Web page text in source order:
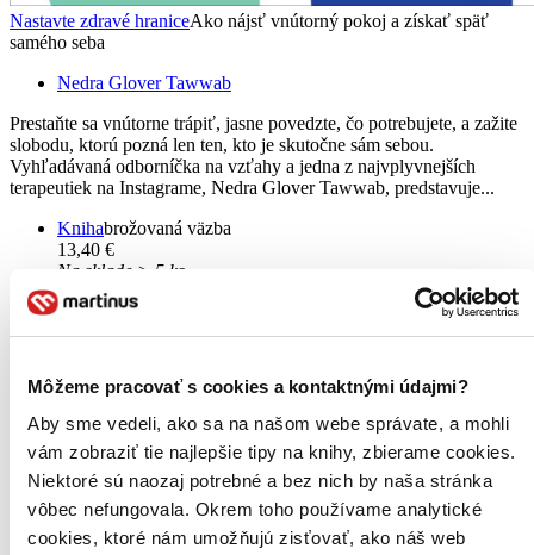
Môžeme pracovať s cookies a kontaktnými údajmi?
Aby sme vedeli, ako sa na našom webe správate, a mohli
vám zobraziť tie najlepšie tipy na knihy, zbierame cookies.
Niektoré sú naozaj potrebné a bez nich by naša stránka
vôbec nefungovala. Okrem toho používame analytické
cookies, ktoré nám umožňujú zisťovať, ako náš web
Nastavte zdravé hraniceAko nájsť vnútorný pokoj a získať späť
samého seba
Nedra Glover Tawwab
Prestaňte sa vnútorne trápiť, jasne povedzte, čo potrebujete, a zažite
slobodu, ktorú pozná len ten, kto je skutočne sám sebou.
Vyhľadávaná odborníčka na vzťahy a jedna z najvplyvnejších
terapeutiek na Instagrame, Nedra Glover Tawwab, predstavuje...
Knihabrožovaná väzba
13,40 €
Na sklade > 5 ks
Táto kniha sa môže na cestu ku vám vybrať prakticky
okamžite! Ak si ju objednáte do 13:00 v pracovný deň,
odošleme vám ju ešte dnes, inak najneskôr nasledujúci
Pridať do zoznamu
Vložiť do košíka
E-kniha PDF EPUB MOBI
8,95 €
Ihneď na stiahnutie
Máte čítačku, tablet alebo mobil? Stiahnite si do nich e-knihu:
budete ju mať hneď a ešte aj ušetríte život stromom. Viac
informácii o e-kniháchnájdete tu.